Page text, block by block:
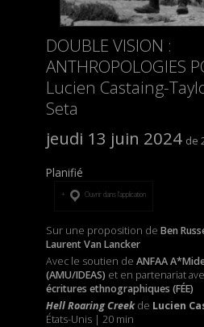
DOUBLE VISION :
ANTHROPOLOGIES
Lucien Castaing-
Seta
jeudi 13 juin 2024
Planifié
Ouvrir dans l’application
Sur une proposition de Ben
Laurent Van Lancker
Avec le soutien de ANFAA
(AMU/IDEAS) et en partenariat
écritures ethnographiques (FÉE)
Hell Roaring Creekde Lucien
États-Unis | 20 min